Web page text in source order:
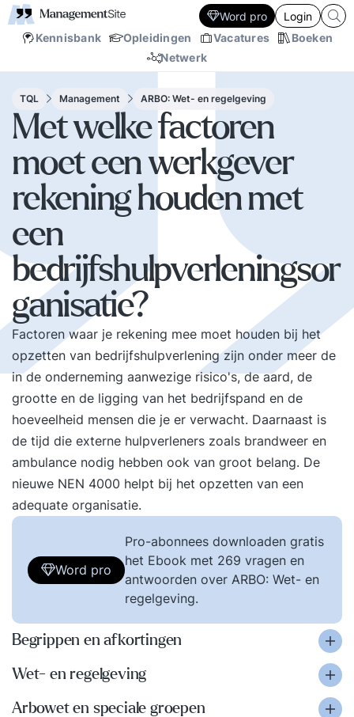
Kennisbank Opleidingen Vacatures
Boeken
Netwerk
Word pro Login
TQL Management ARBO: Wet- en regelgeving
Met welke factoren
moet een werkgever
rekening houden met
een
bedrijfshulpverleningsor
ganisatie?
Factoren waar je rekening mee moet houden bij het
opzetten van bedrijfshulpverlening zijn onder meer de
in de onderneming aanwezige risico's, de aard, de
grootte en de ligging van het bedrijfspand en de
hoeveelheid mensen die je er verwacht. Daarnaast is
de tijd die externe hulpverleners zoals brandweer en
ambulance nodig hebben ook van groot belang. De
nieuwe NEN 4000 helpt bij het opzetten van een
adequate organisatie.
Word pro
Pro-abonnees downloaden gratis
het Ebook met 269 vragen en
antwoorden over ARBO: Wet- en
regelgeving.
Begrippen en afkortingen
Wet- en regelgeving
Arbowet en speciale groepen